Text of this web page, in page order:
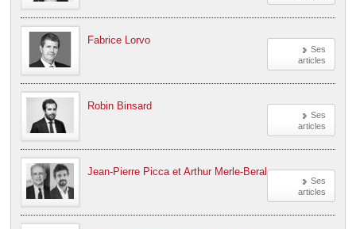
Ses
articles
Fabrice Lorvo
Ses
articles
Robin Binsard
Ses
articles
Jean-Pierre Picca et Arthur Merle-Beral